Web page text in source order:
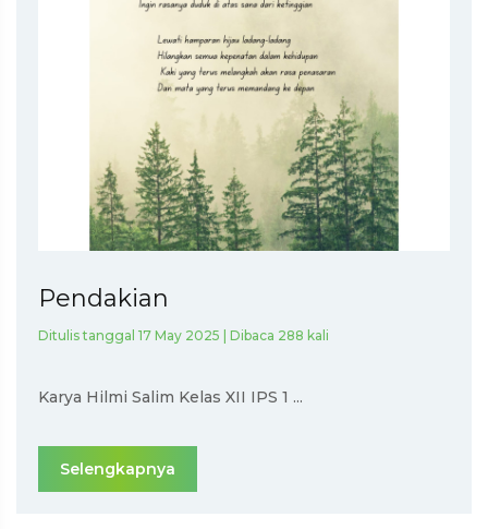
Pendakian
Ditulis tanggal 17 May 2025 | Dibaca 288 kali
Karya Hilmi Salim Kelas XII IPS 1 ...
Selengkapnya